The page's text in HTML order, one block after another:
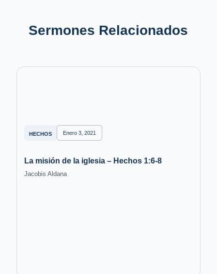
Sermones Relacionados
HECHOS Enero 3, 2021
La misión de la iglesia – Hechos 1:6-8
Jacobis Aldana